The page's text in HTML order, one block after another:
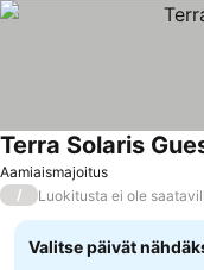
Aamiaismajoitus
Terra Solaris
/ Luokitusta ei ole
Valitse päivät